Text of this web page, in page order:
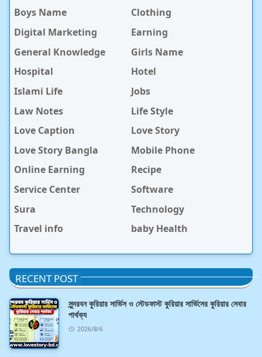
Boys Name
Clothing
Digital Marketing
Earning
General Knowledge
Girls Name
Hospital
Hotel
Islami Life
Jobs
Law Notes
Life Style
Love Caption
Love Story
Love Story Bangla
Mobile Phone
Online Earning
Recipe
Service Center
Software
Sura
Technology
Travel info
baby Health
RECENT POST
সুন্দরবন কুরিয়ার সার্ভিস ও স্টেডফাস্ট কুরিয়ার সার্ভিসের কুরিয়ার সেবার
পার্থক্য
2026/8/6